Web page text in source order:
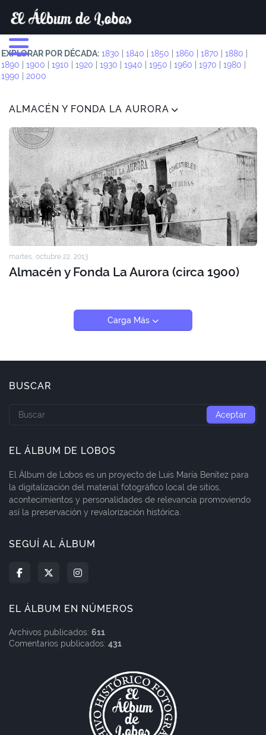
EXPLORAR POR DÉCADA: 1830 1840 1850 1860 1870 1880
1890
1900 1910 1920 1930 1940 1950 1960 1970 1980
1990
2000
ALMACÉN Y FONDA LA AURORA
martes, octubre 22, 2013
Almacén y Fonda La Aurora (circa 1900)
Carga Más
BUSCAR
EL ÁLBUM DE LOBOS
El Álbum de Lobos es un proyecto de Luis María Benítez para
la digitalización del material fotográfico local de sitios,
acontecimientos y personalidades de relevancia promoviendo
así la preservación y revalorización histórica.
SEGUÍ AL ÁLBUM
EL ÁLBUM EN NÚMEROS
Archivos publicados: 611
Comentarios publicados: 431